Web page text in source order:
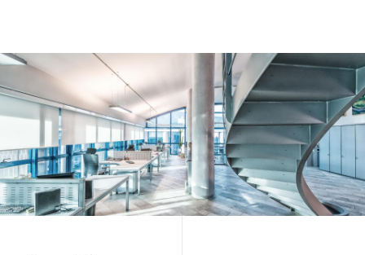
Certificación Global Safe Site